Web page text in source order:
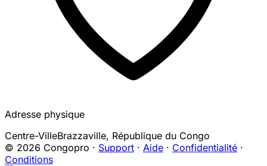
Adresse physique
Centre-VilleBrazzaville, République du Congo
© 2026 Congopro · Support · Aide · Confidentialité ·
Conditions